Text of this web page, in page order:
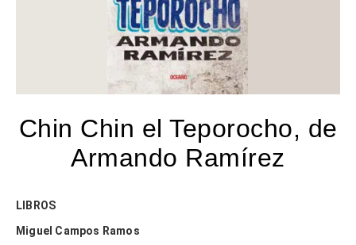
Chin Chin el Teporocho, de
Armando Ramírez
LIBROS
Miguel Campos Ramos